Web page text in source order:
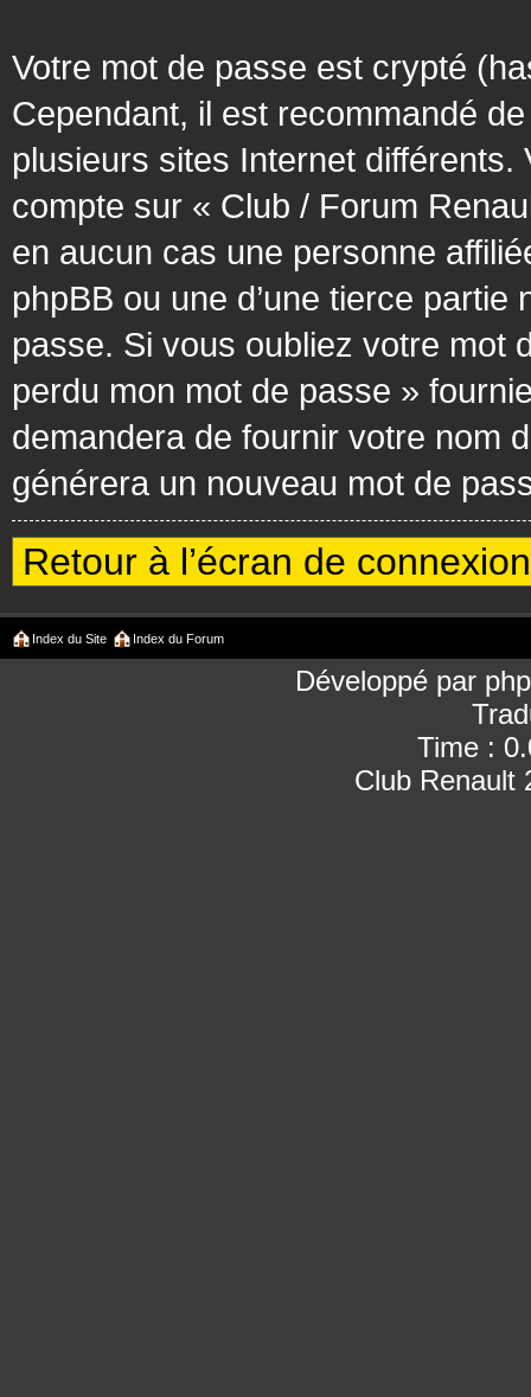
Votre mot de passe est crypté
Cependant, il est recommandé
plusieurs sites Internet différents.
compte sur « Club / Forum
en aucun cas une personne
phpBB ou une d’une tierce
passe. Si vous oubliez votre mot
perdu mon mot de passe »
demandera de fournir votre nom
générera un nouveau mot de
Retour à l’écran de connexion
Index du Site Index du Forum
Développé par
Time :
Club Renault